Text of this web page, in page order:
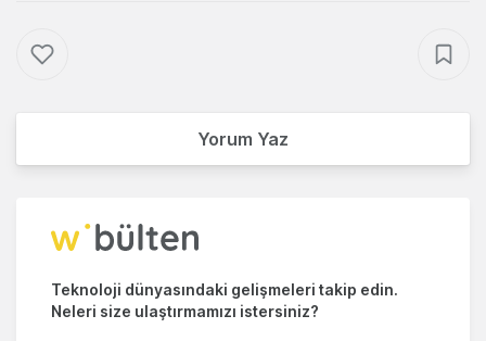
Yorum Yaz
Teknoloji dünyasındaki gelişmeleri takip edin.
Neleri size ulaştırmamızı istersiniz?